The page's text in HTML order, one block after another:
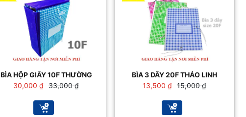
BÌA HỘP GIẤY 10F THƯỜNG
33,000₫
Giá
là:
33,000 ₫.
30,000 ₫ Giá
tại
là:
BÌA 3 DÂY 20F THẢO LINH
15,000₫
Giá
là:
15,000 ₫.
13,500 ₫ Giá
tại
là: